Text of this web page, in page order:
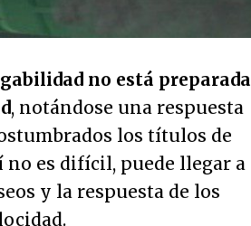
no está preparada
, notándose una respuesta
los títulos de
no es difícil, puede llegar a
y la respuesta de los